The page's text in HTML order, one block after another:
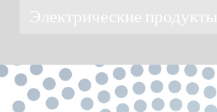
Электрические продукты